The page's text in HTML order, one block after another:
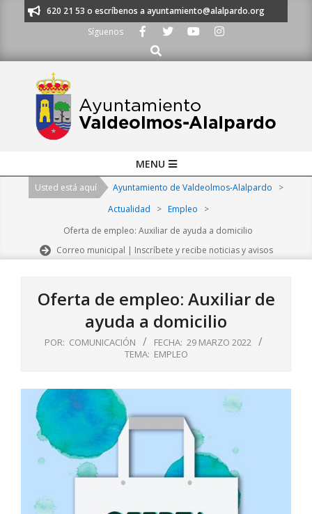
al 91 620 21 53 o escríbenos a ayuntamiento@alalpardo.org
Síguenos
Buscar
Navigation
MENU
Usted está aquí Ayuntamiento de Valdeolmos-Alalpardo
>
Actualidad
> Empleo
>
Oferta de empleo: Auxiliar de ayuda a domicilio
Correo municipal | Inscríbete y recibe noticias y avisos
Oferta de empleo: Auxiliar de
ayuda a domicilio
POR: COMUNICACIÓN FECHA: 29 MARZO 2022
TEMA: EMPLEO